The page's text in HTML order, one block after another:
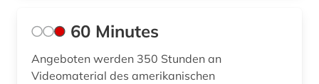
desktop-publishing (1)
deutsch (1)
60 Minutes
Angeboten werden 350 Stunden an
Videomaterial des amerikanischen